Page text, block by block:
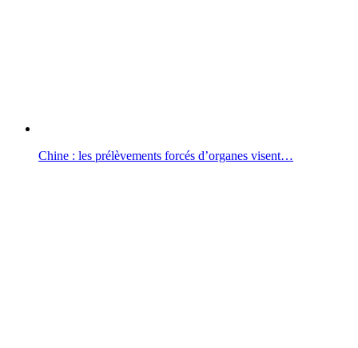
Chine : les prélèvements forcés d’organes visent…